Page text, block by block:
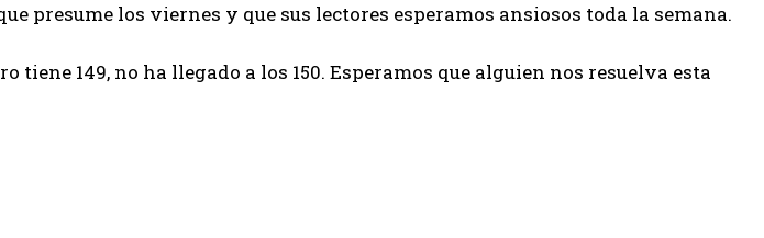
presume los viernes y que sus lectores esperamos ansiosos toda la semana.
tiene 149, no ha llegado a los 150. Esperamos que alguien nos resuelva esta